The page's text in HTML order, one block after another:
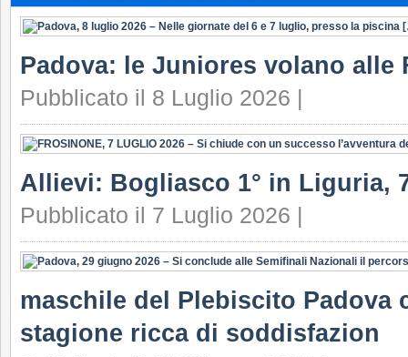
Padova: le Juniores volano alle
Pubblicato il 8 Luglio 2026 |
Allievi: Bogliasco 1° in Liguria,
Pubblicato il 7 Luglio 2026 |
maschile del Plebiscito Padova
stagione ricca di soddisfazion